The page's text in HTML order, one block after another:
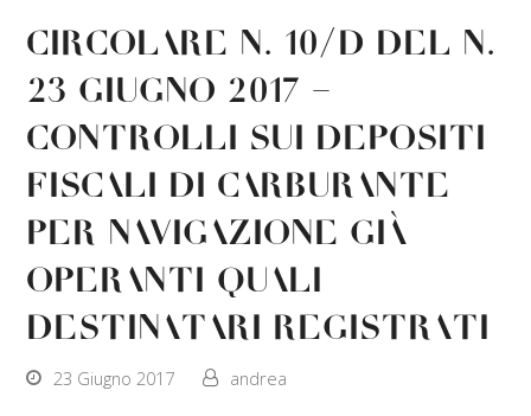
Circolare n. 10/D del n.
23 giugno 2017 –
Controlli sui depositi
fiscali di carburante
per navigazione già
operanti quali
destinatari registrati
23 Giugno 2017 andrea